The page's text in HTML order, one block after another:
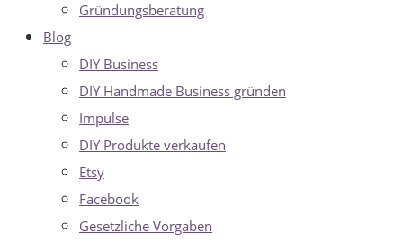
Gründungsberatung
Blog
DIY Business
DIY Handmade Business gründen
Impulse
DIY Produkte verkaufen
Etsy
Facebook
Gesetzliche Vorgaben